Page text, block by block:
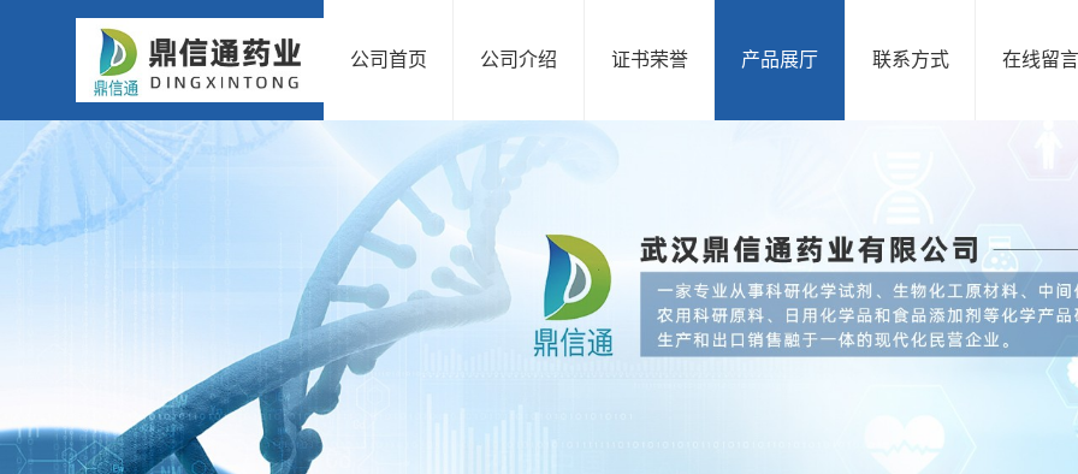
公司首页 公司介绍 证书荣誉 产品展厅 联系方式 在线留言